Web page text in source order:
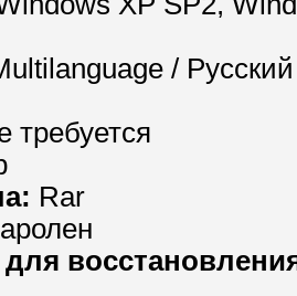
/ Русский
требуется
Rar